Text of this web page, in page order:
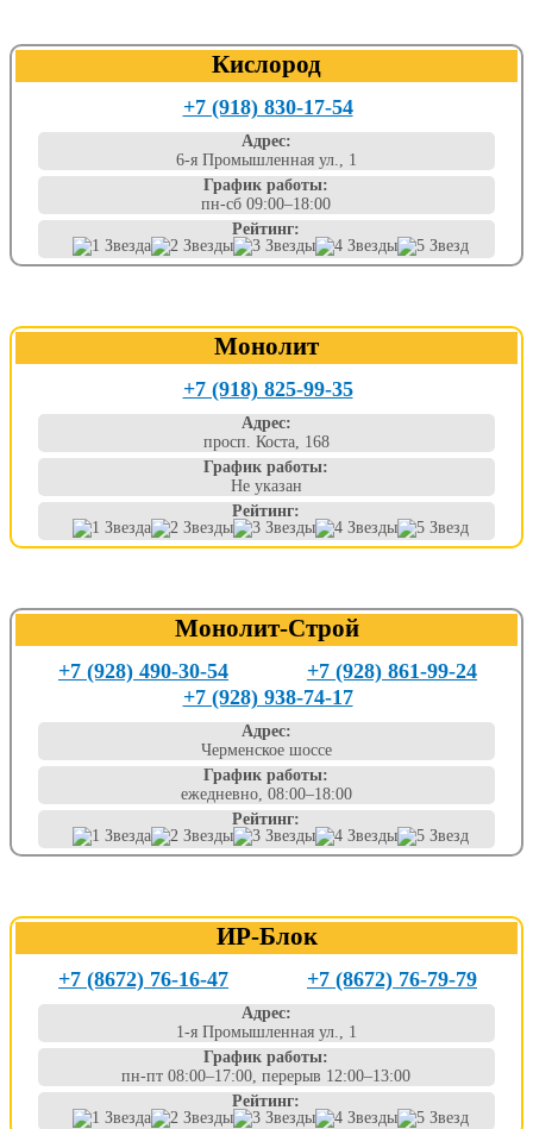
Кислород
+7 (918) 830-17-54
Адрес:
6-я Промышленная ул., 1
График работы:
пн-сб 09:00–18:00
Рейтинг:
Монолит
+7 (918) 825-99-35
Адрес:
просп. Коста, 168
График работы:
Не указан
Рейтинг:
Монолит-Строй
+7 (928) 490-30-54
+7 (928) 861-99-24
+7 (928) 938-74-17
Адрес:
Черменское шоссе
График работы:
ежедневно, 08:00–18:00
Рейтинг:
ИР-Блок
+7 (8672) 76-16-47 +7 (8672) 76-79-79
Адрес:
1-я Промышленная ул., 1
График работы:
пн-пт 08:00–17:00, перерыв 12:00–13:00
Рейтинг: